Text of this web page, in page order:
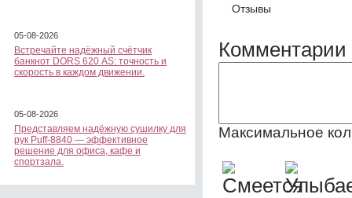
05-08-2026
Встречайте надёжный счётчик
банкнот DORS 620 АS: точность и
скорость в каждом движении.
05-08-2026
Представляем надёжную сушилку для
рук Puff-8840 — эффективное
решение для офиса, кафе и
спортзала.
Отзывы
Комментарии
Максимальное